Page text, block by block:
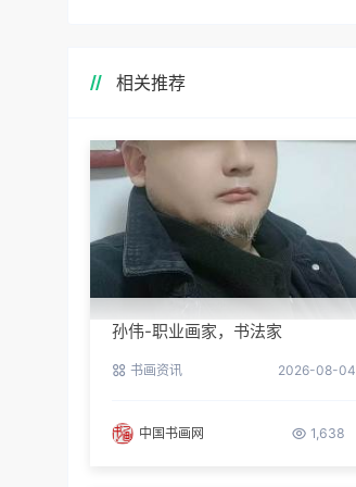
相关推荐
孙伟-职业画家，书法家
书画资讯 2026-08-04
中国书画网 1,638